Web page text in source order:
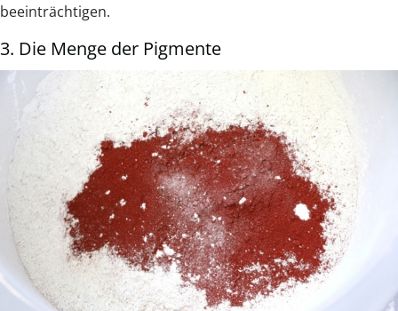
beeinträchtigen.
3. Die Menge der Pigmente